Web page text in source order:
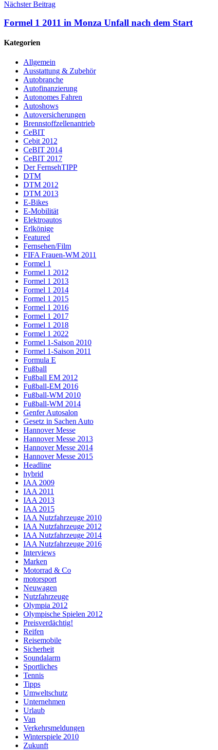
Nächster Beitrag
Formel 1 2011 in Monza Unfall nach dem Start
Kategorien
Allgemein
Ausstattung & Zubehör
Autobranche
Autofinanzierung
Autonomes Fahren
Autoshows
Autoversicherungen
Brennstoffzellenantrieb
CeBIT
Cebit 2012
CeBIT 2014
CeBIT 2017
Der FernsehTIPP
DTM
DTM 2012
DTM 2013
E-Bikes
E-Mobilität
Elektroautos
Erlkönige
Featured
Fernsehen/Film
FIFA Frauen-WM 2011
Formel 1
Formel 1 2012
Formel 1 2013
Formel 1 2014
Formel 1 2015
Formel 1 2016
Formel 1 2017
Formel 1 2018
Formel 1 2022
Formel 1-Saison 2010
Formel 1-Saison 2011
Formula E
Fußball
Fußball EM 2012
Fußball-EM 2016
Fußball-WM 2010
Fußball-WM 2014
Genfer Autosalon
Gesetz in Sachen Auto
Hannover Messe
Hannover Messe 2013
Hannover Messe 2014
Hannover Messe 2015
Headline
hybrid
IAA 2009
IAA 2011
IAA 2013
IAA 2015
IAA Nutzfahrzeuge 2010
IAA Nutzfahrzeuge 2012
IAA Nutzfahrzeuge 2014
IAA Nutzfahrzeuge 2016
Interviews
Marken
Motorrad & Co
motorsport
Neuwagen
Nutzfahrzeuge
Olympia 2012
Olympische Spielen 2012
Preisverdächtig!
Reifen
Reisemobile
Sicherheit
Soundalarm
Sportliches
Tennis
Tipps
Umweltschutz
Unternehmen
Urlaub
Van
Verkehrsmeldungen
Winterspiele 2010
Zukunft